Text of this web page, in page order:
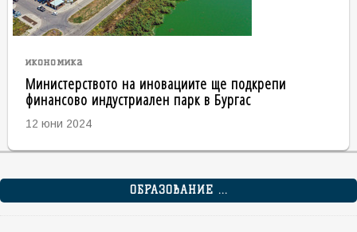
икономика
Министерството на иновациите ще подкрепи
финансово индустриален парк в Бургас
12 юни 2024
ОБРАЗОВАНИЕ ...